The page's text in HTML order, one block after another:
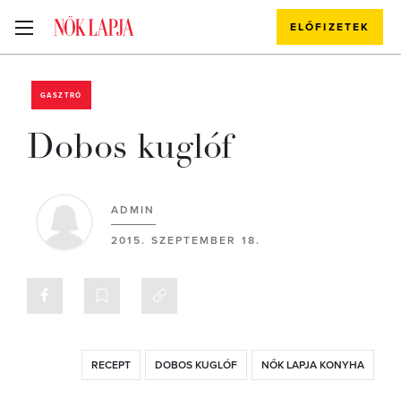
ELŐFIZETEK
GASZTRÓ
Dobos kuglóf
ADMIN
2015. SZEPTEMBER 18.
RECEPT DOBOS KUGLÓF NŐK LAPJA KONYHA